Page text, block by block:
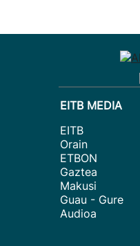
EITB MEDIA
EITB
Orain
ETBON
Gaztea
Makusi
Guau - Gure
Audioa